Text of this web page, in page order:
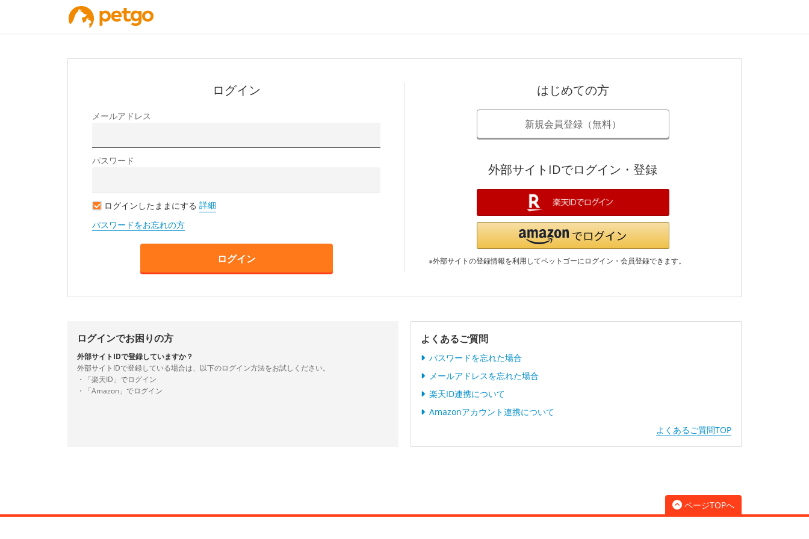
ログイン
メールアドレス
パスワード
ログインしたままにする 詳細
パスワードをお忘れの方
ログイン
はじめての方
新規会員登録（無料）
外部サイトIDでログイン・登録
※外部サイトの登録情報を利用してペットゴーにログイン・会員登録できます。
ログインでお困りの方
外部サイトIDで登録していますか？
外部サイトIDで登録している場合は、以下のログイン方法をお試しください。
・「楽天ID」でログイン
・「Amazon」でログイン
よくあるご質問
パスワードを忘れた場合
メールアドレスを忘れた場合
楽天ID連携について
Amazonアカウント連携について
よくあるご質問TOP
ページTOPへ